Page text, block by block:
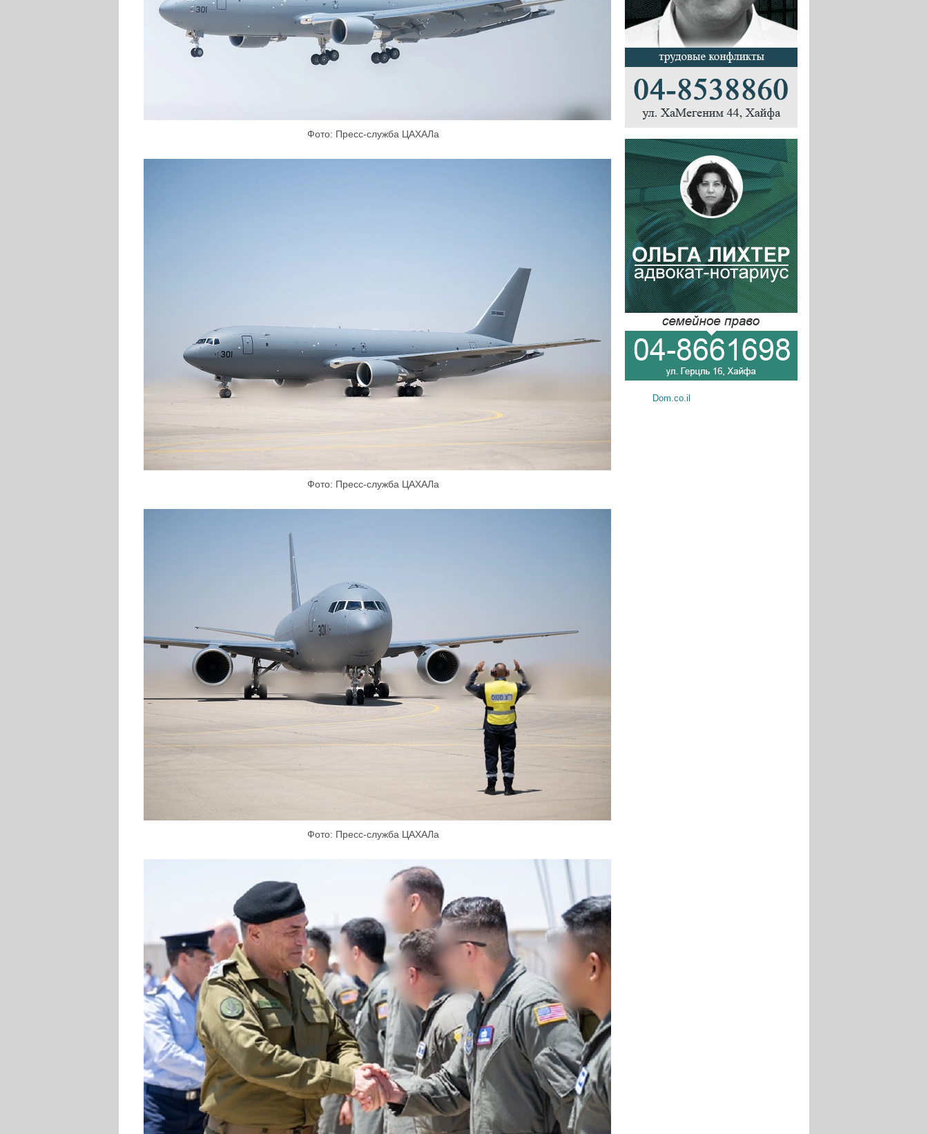
​Фото: Пресс-служба ЦАХАЛа
​Фото: Пресс-служба ЦАХАЛа
​Фото: Пресс-служба ЦАХАЛа
Dom.co.il